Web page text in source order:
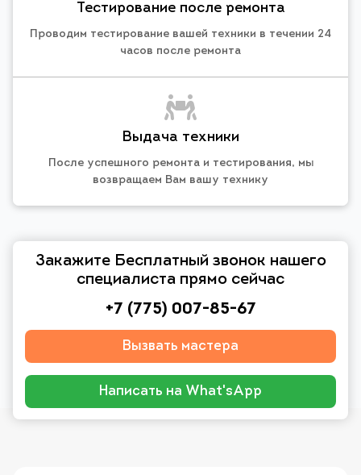
Тестирование после ремонта
Проводим тестирование вашей техники в течении 24
часов после ремонта
Выдача техники
После успешного ремонта и тестирования, мы
возвращаем Вам вашу технику
Закажите Бесплатный звонок нашего
специалиста прямо сейчас
+7 (775) 007-85-67
Вызвать мастера
Написать на What'sApp